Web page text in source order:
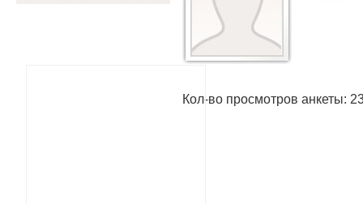
Кол-во просмотров анкеты: